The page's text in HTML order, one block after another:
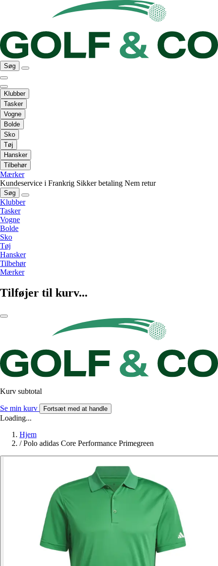
Søg
Klubber
Tasker
Vogne
Bolde
Sko
Tøj
Hansker
Tilbehør
Mærker
Kundeservice i Frankrig Sikker betaling Nem retur
Søg
Klubber
Tasker
Vogne
Bolde
Sko
Tøj
Hansker
Tilbehør
Mærker
Tilføjer til kurv...
Kurv subtotal
Se min kurv Fortsæt med at handle
Loading...
Hjem
/ Polo adidas Core Performance Primegreen